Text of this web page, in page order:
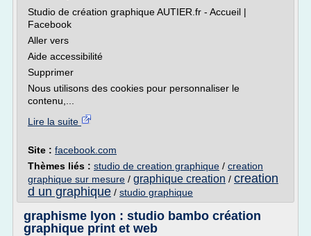
Studio de création graphique AUTIER.fr - Accueil |
Facebook
Aller vers
Aide accessibilité
Supprimer
Nous utilisons des cookies pour personnaliser le
contenu,...
Lire la suite
Site : facebook.com
Thèmes liés : studio de creation graphique / creation
graphique sur mesure / graphique creation / creation
d un graphique / studio graphique
graphisme lyon : studio bambo création
graphique print et web